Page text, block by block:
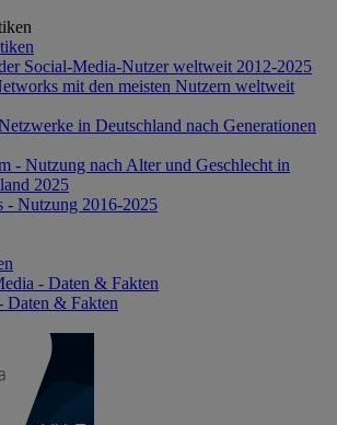
Social-Media-Nutzer weltweit 2012-2025
mit den meisten Nutzern weltweit
in Deutschland nach Generationen
- Nutzung nach Alter und Geschlecht in
2025
- Nutzung 2016-2025
- Daten & Fakten
Daten & Fakten